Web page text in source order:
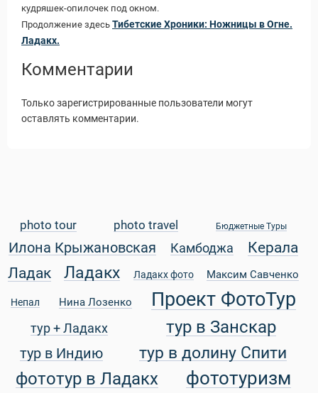
Туры
кудряшек-опилочек под окном.
Продолжение здесь Тибетские Хроники: Ножницы в Огне.
Ладакх.
Комментарии
Только зарегистрированные пользователи могут
оставлять комментарии.
photo tour photo travel Бюджетные Туры
Илона Крыжановская Камбоджа
Керала
Ладак
Ладакх Ладакх фото Максим Савченко
Непал Нина Лозенко Проект ФотоТур
тур + Ладакх тур в Занскар
тур в Индию тур в долину Спити
фототур в Ладакх
фототуризм